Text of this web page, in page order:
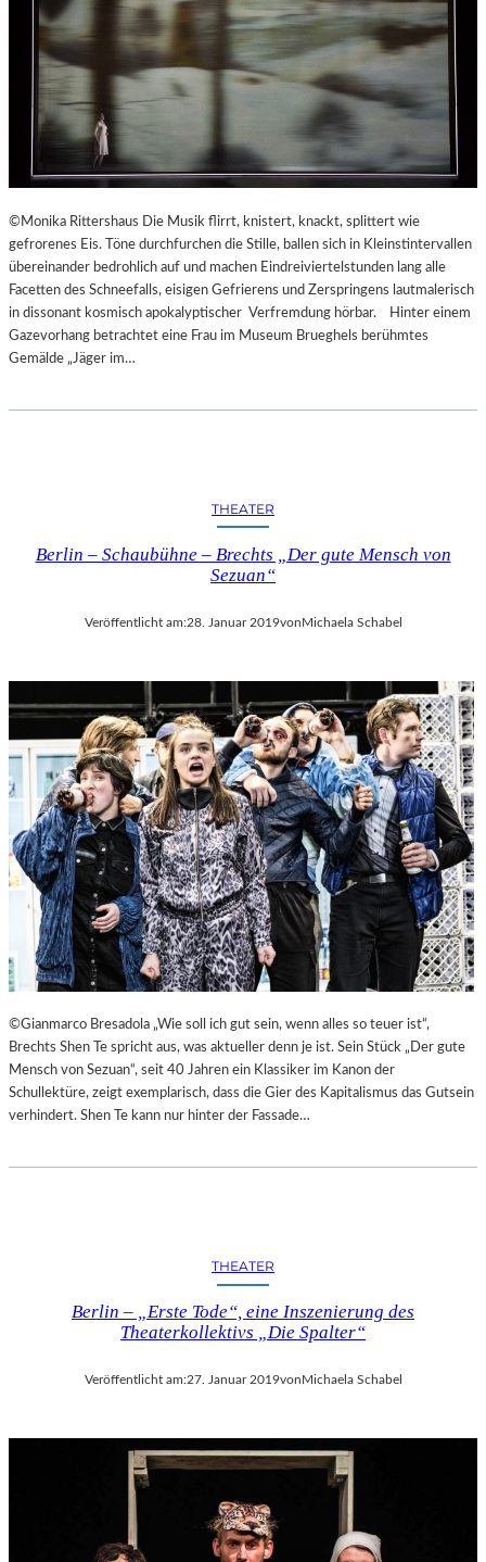
©Monika Rittershaus Die Musik flirrt, knistert, knackt, splittert wie
gefrorenes Eis. Töne durchfurchen die Stille, ballen sich in Kleinstintervallen
übereinander bedrohlich auf und machen Eindreiviertelstunden lang alle
Facetten des Schneefalls, eisigen Gefrierens und Zerspringens lautmalerisch
in dissonant kosmisch apokalyptischer Verfremdung hörbar. Hinter einem
Gazevorhang betrachtet eine Frau im Museum Brueghels berühmtes
Gemälde „Jäger im…
THEATER
Berlin – Schaubühne – Brechts „Der gute Mensch von
Sezuan“
Veröffentlicht am:28. Januar 2019vonMichaela Schabel
©Gianmarco Bresadola „Wie soll ich gut sein, wenn alles so teuer ist“,
Brechts Shen Te spricht aus, was aktueller denn je ist. Sein Stück „Der gute
Mensch von Sezuan“, seit 40 Jahren ein Klassiker im Kanon der
Schullektüre, zeigt exemplarisch, dass die Gier des Kapitalismus das Gutsein
verhindert. Shen Te kann nur hinter der Fassade…
THEATER
Berlin – „Erste Tode“, eine Inszenierung des
Theaterkollektivs „Die Spalter“
Veröffentlicht am:27. Januar 2019vonMichaela Schabel